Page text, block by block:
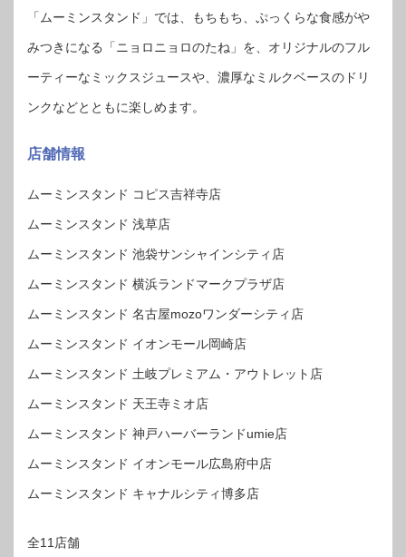
「ムーミンスタンド」では、もちもち、ぷっくらな食感がや
みつきになる「ニョロニョロのたね」を、オリジナルのフル
ーティーなミックスジュースや、濃厚なミルクベースのドリ
ンクなどとともに楽しめます。
店舗情報
ムーミンスタンド コピス吉祥寺店
ムーミンスタンド 浅草店
ムーミンスタンド 池袋サンシャインシティ店
ムーミンスタンド 横浜ランドマークプラザ店
ムーミンスタンド 名古屋mozoワンダーシティ店
ムーミンスタンド イオンモール岡崎店
ムーミンスタンド 土岐プレミアム・アウトレット店
ムーミンスタンド 天王寺ミオ店
ムーミンスタンド 神戸ハーバーランドumie店
ムーミンスタンド イオンモール広島府中店
ムーミンスタンド キャナルシティ博多店
全11店舗